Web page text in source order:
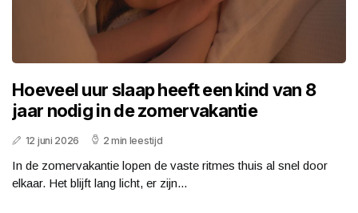
Hoeveel uur slaap heeft een kind van 8
jaar nodig in de zomervakantie
12 juni 2026 2 min leestijd
In de zomervakantie lopen de vaste ritmes thuis al snel door
elkaar. Het blijft lang licht, er zijn...